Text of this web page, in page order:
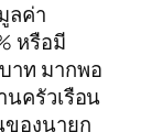
ลค่า
หรือมี
าท มากพอ
นครัวเรือน
ของนายก